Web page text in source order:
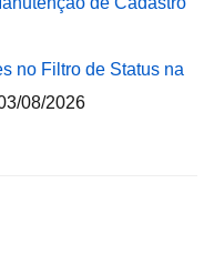
no Filtro de Status na
08/2026